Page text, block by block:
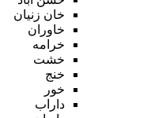
خان زنیان
خاوران
خرامه
خشت
خنج
خور
داراب